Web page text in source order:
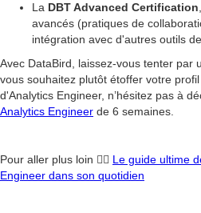
La DBT Advanced Certification
avancés (pratiques de
intégration avec d'autres outils
Avec DataBird, laissez-vous tenter par
vous souhaitez plutôt étoffer votre
d'Analytics Engineer, n’hésitez pas à
Analytics Engineer de 6 semaines.
Pour aller plus loin 👉🏻 Le guide ultime
Engineer dans son quotidien